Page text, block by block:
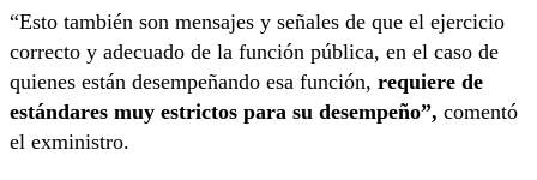
“Esto también son mensajes y señales de que el ejercicio
correcto y adecuado de la función pública, en el caso de
quienes están desempeñando esa función, requiere de
estándares muy estrictos para su desempeño”, comentó
el exministro.